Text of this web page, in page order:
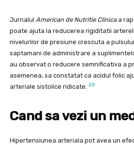
Jurnalul American de Nutritie Clinicaa
poate ajuta la reducerea rigiditatii
nivelurilor de presiune crescuta a
saptamani de administrare a
au observat o reducere semnificativa a
asemenea, sa constatat ca acidul folic
arteriale sistolice ridicate.
20
Cand sa vezi un
Hipertensiunea arteriala pot avea un